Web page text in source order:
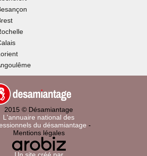
2015 © Désamiantage
L'annuaire national des
du désamiantage -
Mentions légales